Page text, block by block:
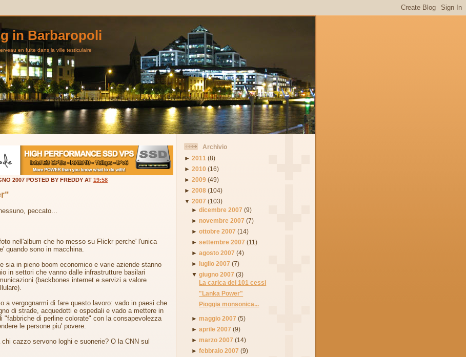
in Barbaropoli
en fuite dans la ville testiculaire
2007 POSTED BY FREDDY AT 19:58
peccato...
nell'album che ho messo su Flickr perche' l'unica
quando sono in macchina.
sia in pieno boom economico e varie aziende stanno
in settori che vanno dalle infrastrutture basilari
(backbones internet e servizi a valore
a vergognarmi di fare questo lavoro: vado in paesi che
di strade, acquedotti e ospedali e vado a mettere in
"fabbriche di perline colorate" con la consapevolezza
le persone piu' povere.
chi cazzo servono loghi e suonerie? O la CNN sul
Archivio
► 2011 (8)
► 2010 (16)
► 2009 (49)
► 2008 (104)
▼ 2007 (103)
►dicembre 2007 (9)
►novembre 2007 (7)
►ottobre 2007 (14)
►settembre 2007 (11)
►agosto 2007 (4)
► luglio 2007 (7)
▼giugno 2007 (3)
La carica dei 101 cessi
"Lanka Power"
Pioggia monsonica...
►maggio 2007 (5)
►aprile 2007 (9)
►marzo 2007 (14)
►febbraio 2007 (9)